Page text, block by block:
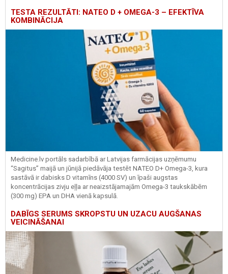
TESTA REZULTĀTI: NATEO D + OMEGA-3 – EFEKTĪVA
KOMBINĀCIJA
Medicine.lv portāls sadarbībā ar Latvijas farmācijas uzņēmumu
“Sagitus” maijā un jūnijā piedāvāja testēt NATEO D+ Omega-3, kura
sastāvā ir dabisks D vitamīns (4000 SV) un īpaši augstas
koncentrācijas zivju eļļa ar neaizstājamajām Omega-3 taukskābēm
(300 mg) EPA un DHA vienā kapsulā.
DABĪGS SERUMS SKROPSTU UN UZACU AUGŠANAS
VEICINĀŠANAI